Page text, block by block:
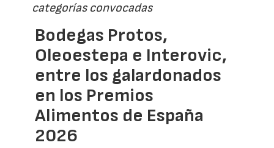
categorías convocadas
Bodegas Protos,
Oleoestepa e Interovic,
entre los galardonados
en los Premios
Alimentos de España
2026